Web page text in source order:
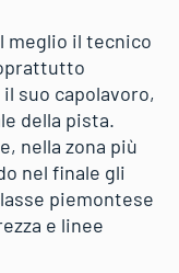
meglio il tecnico
suo capolavoro,
della pista.
nella zona più
nel finale gli
piemontese
e linee